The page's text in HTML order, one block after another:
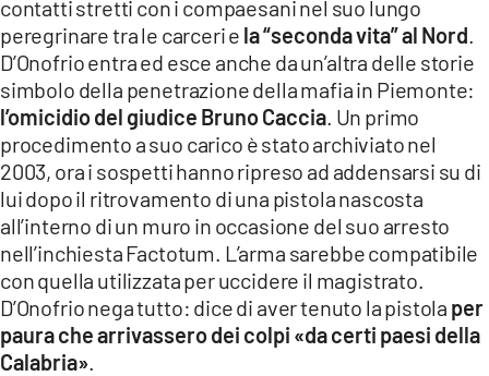
contatti stretti con i compaesani nel suo lungo
peregrinare tra le carceri e la “seconda vita” al Nord
D’Onofrio entra ed esce anche da un’altra delle storie
simbolo della penetrazione della mafia in Piemonte:
l’omicidio del giudice Bruno Caccia . Un primo
procedimento a suo carico è stato archiviato nel
2003, ora i sospetti hanno ripreso ad addensarsi su di
lui dopo il ritrovamento di una pistola nascosta
all’interno di un muro in occasione del suo arresto
nell’inchiesta Factotum. L’arma sarebbe compatibile
con quella utilizzata per uccidere il magistrato.
D’Onofrio nega tutto: dice di aver tenuto la pistola per
paura che arrivassero dei colpi «da certi paesi della
Calabria»